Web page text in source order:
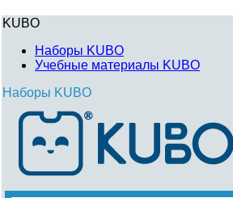
KUBO
Наборы KUBO
Учебные материалы KUBO
Наборы KUBO